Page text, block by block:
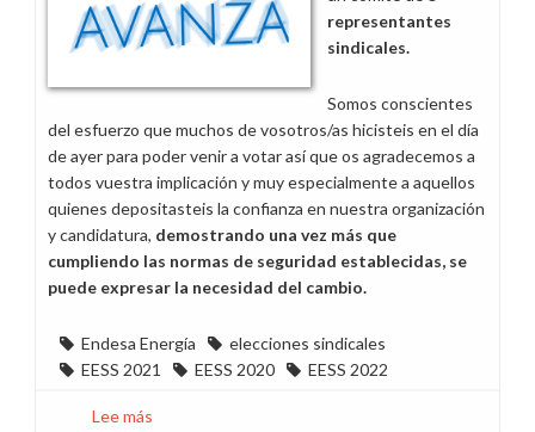
personas
trabajadoras
Staff
y
Servicios
representantes
sindicales.
Somos conscientes
del esfuerzo que muchos de vosotros/as hicisteis en el día
de ayer para poder venir a votar así que os agradecemos a
todos vuestra implicación y muy especialmente a aquellos
quienes depositasteis la confianza en nuestra organización
y candidatura, demostrando una vez más que
cumpliendo las normas de seguridad establecidas, se
puede expresar la necesidad del cambio.
Endesa Energía
elecciones sindicales
EESS 2021
EESS 2020 EESS 2022
Lee más